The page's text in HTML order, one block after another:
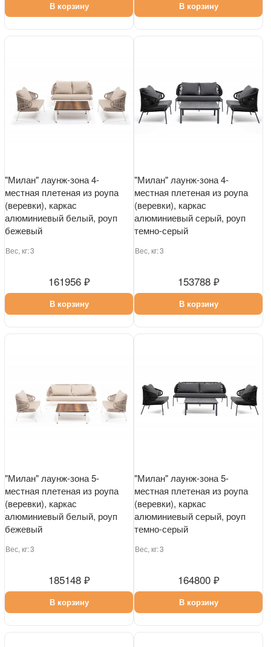
В корзину В корзину
"Милан" лаунж-зона 4-
местная плетеная из роупа
(веревки), каркас
алюминиевый белый, роуп
бежевый
Вес, кг:3
161956 ₽
В корзину
"Милан" лаунж-зона 4-
местная плетеная из роупа
(веревки), каркас
алюминиевый серый, роуп
темно-серый
Вес, кг:3
153788 ₽
В корзину
"Милан" лаунж-зона 5-
местная плетеная из роупа
(веревки), каркас
алюминиевый белый, роуп
бежевый
Вес, кг:3
185148 ₽
В корзину
"Милан" лаунж-зона 5-
местная плетеная из роупа
(веревки), каркас
алюминиевый серый, роуп
темно-серый
Вес, кг:3
164800 ₽
В корзину